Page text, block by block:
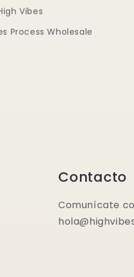
Vibes
Process Wholesale
Contacto
Comunícate